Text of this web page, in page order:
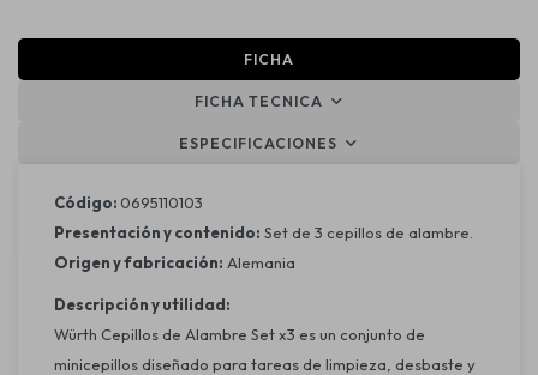
FICHA
FICHA TECNICA
ESPECIFICACIONES
Código: 0695110103
Presentación y contenido: Set de 3 cepillos de alambre.
Origen y fabricación: Alemania
Descripción y utilidad:
Würth Cepillos de Alambre Set x3 es un conjunto de
minicepillos diseñado para tareas de limpieza, desbaste y